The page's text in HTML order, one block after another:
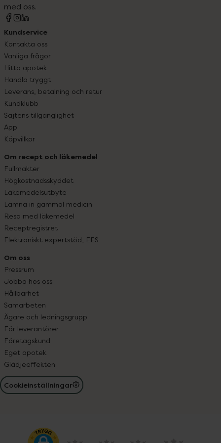
med oss.
Kundservice
Kontakta oss
Vanliga frågor
Hitta apotek
Handla tryggt
Leverans, betalning och retur
Kundklubb
Sajtens tillgänglighet
App
Köpvillkor
Om recept och läkemedel
Fullmakter
Högkostnadsskyddet
Läkemedelsutbyte
Lämna in gammal medicin
Resa med läkemedel
Receptregistret
Elektroniskt expertstöd, EES
Om oss
Pressrum
Jobba hos oss
Hållbarhet
Samarbeten
Ägare och ledningsgrupp
För leverantörer
Företagskund
Eget apotek
Glädjeeffekten
Cookieinställningar